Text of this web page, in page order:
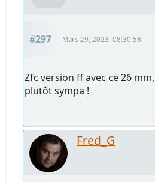
#297 Mars 29, 2023, 08:30:58
Zfc version ff avec ce 26
plutôt sympa !
Fred_G